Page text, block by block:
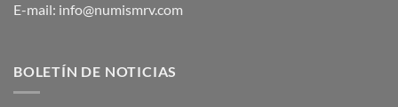
E-mail: info@numismrv.com
BOLETÍN DE NOTICIAS